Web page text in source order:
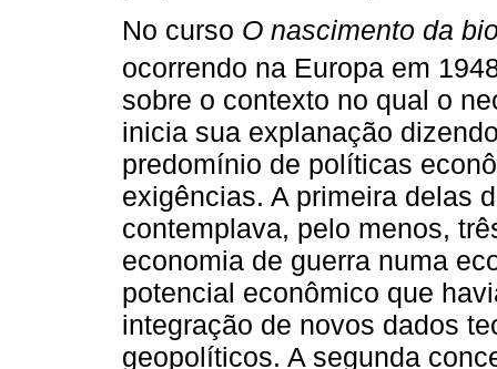
No curso O nascimento da
ocorrendo na Europa em
sobre o contexto no qual o
inicia sua explanação
predomínio de políticas
exigências. A primeira delas
contemplava, pelo menos,
economia de guerra numa
potencial econômico que
integração de novos dados
geopolíticos. A segunda